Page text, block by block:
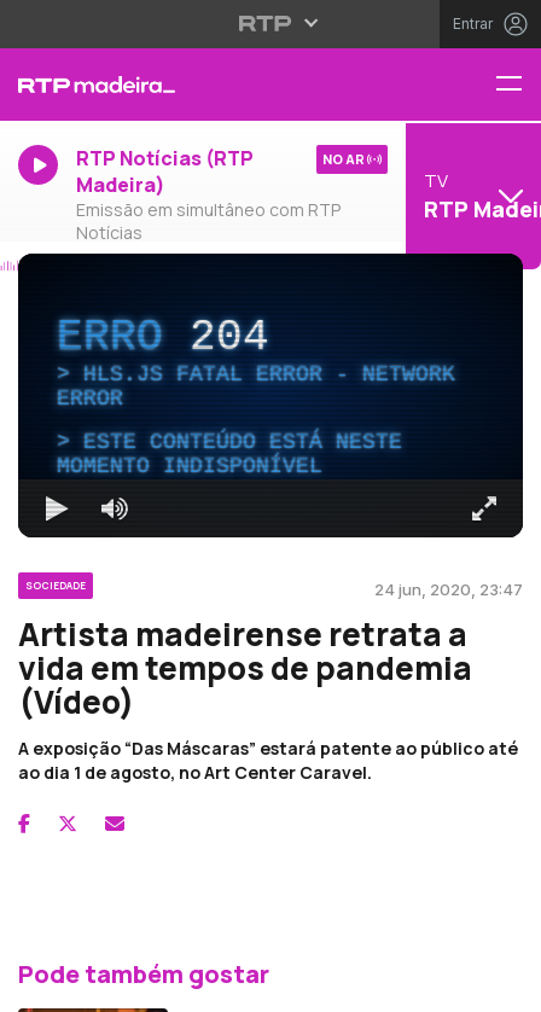
Entrar
RTP Notícias (RTP
Madeira)
Emissão em simultâneo com RTP
Notícias
NO AR
TV
RTP
ERRO204
HLS.JS FATAL ERROR - NETWORK
ERROR
ESTE CONTEÚDO ESTÁ NESTE
MOMENTO INDISPONÍVEL
SOCIEDADE 24 jun, 2020, 23:47
Artista madeirense retrata a
vida em tempos de pandemia
(Vídeo)
A exposição “Das Máscaras” estará patente ao público até
ao dia 1 de agosto, no Art Center Caravel.
Pode também gostar